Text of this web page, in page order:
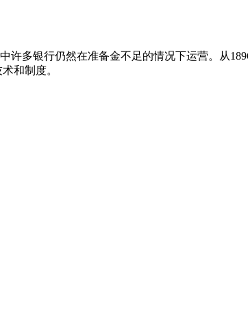
许多银行仍然在准备金不足的情况下运营。从
和制度。